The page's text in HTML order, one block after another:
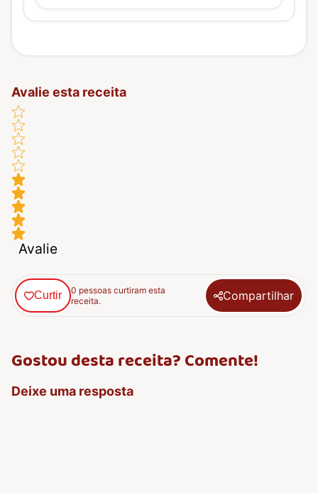
Avalie esta receita
Avalie
Curtir
0 pessoas curtiram esta
receita.
Compartilhar
Gostou desta receita? Comente!
Deixe uma resposta